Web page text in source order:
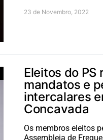
23 de Novembro, 2022
Eleitos do PS
mandatos e
intercalares
Concavada
Os membros eleitos
Assembleia de